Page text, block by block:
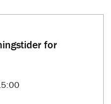
for